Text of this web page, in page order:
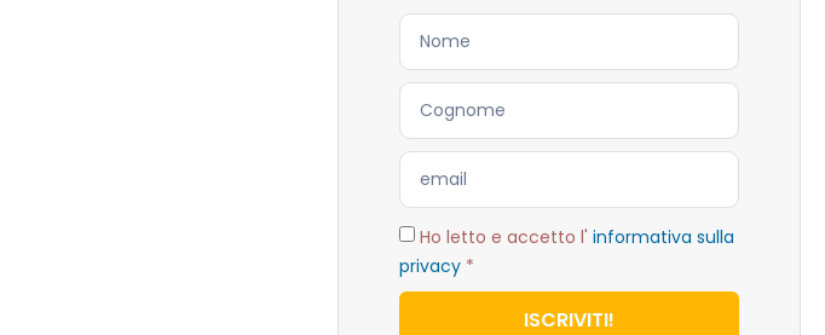
Ho letto e accetto l' informativa sulla
privacy*
ISCRIVITI!